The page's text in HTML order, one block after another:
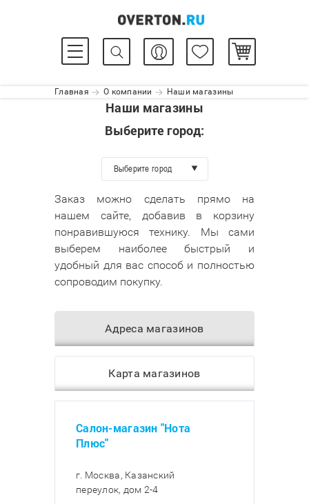
Главная О компании Наши магазины
Наши магазины
Выберите город:
Выберите город
Заказ можно сделать прямо на
нашем сайте, добавив в корзину
понравившуюся технику. Мы сами
выберем наиболее быстрый и
удобный для вас способ и полностью
сопроводим покупку.
Адреса магазинов
Карта магазинов
Салон-магазин "Нота
Плюс"
г. Москва, Казанский
переулок, дом 2-4